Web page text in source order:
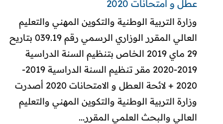
عطل و امتحانات 2020
وزارة التربية الوطنية والتكوين المهني والتعليم
العالي المقرر الوزاري الرسمي رقم 039.19 بتاريح
29 ماي 2019 الخاص بتنظيم السنة الدراسية
2019-2020 مقر تنظيم السنة الدراسية 2019-
2020 + لائحة العطل و الامتحانات 2020 أصدرت
وزارة التربية الوطنية والتكوين المهني والتعليم
العالي والبحث العلمي المقرر...